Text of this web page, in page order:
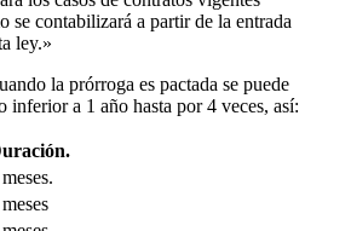
se contabilizará a partir de la entrada
ley.»
la prórroga es pactada se puede
inferior a 1 año hasta por 4 veces, así: